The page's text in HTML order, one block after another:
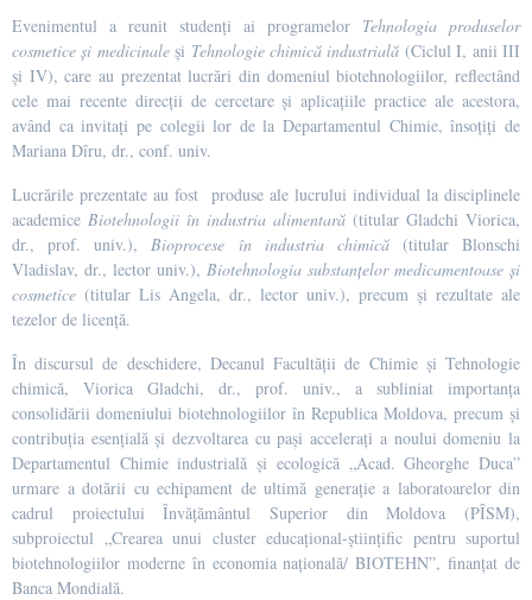
Evenimentul a reunit studenți ai programelor Tehnologia produselor
cosmetice și medicinaleși Tehnologie chimică industrială (Ciclul I, anii III
și IV), care au prezentat lucrări din domeniul biotehnologiilor, reflectând
cele mai recente direcții de cercetare și aplicațiile practice ale acestora,
având ca invitați pe colegii lor de la Departamentul Chimie, însoțiți de
Mariana Dîru, dr., conf. univ.
Lucrările prezentate au fost produse ale lucrului individual la disciplinele
academice Biotehnologii în industria alimentară (titular Gladchi Viorica,
dr., prof. univ.),Bioprocese în industria chimică(titular Blonschi
Vladislav, dr., lector univ.), Biotehnologia substanțelor medicamentoase și
cosmetice (titular Lis Angela, dr., lector univ.), precum și rezultate ale
tezelor de licență.
În discursul de deschidere, Decanul Facultății de Chimie și Tehnologie
chimică, Viorica Gladchi, dr., prof. univ., a subliniat importanța
consolidării domeniului biotehnologiilor în Republica Moldova, precum și
contribuția esențială și dezvoltarea cu pași accelerați a noului domeniu la
Departamentul Chimie industrială și ecologică „Acad. Gheorghe Duca”
urmare a dotării cu echipament de ultimă generație a laboratoarelor din
cadrul proiectului Învățământul Superior din Moldova (PÎSM),
subproiectul „Crearea unui cluster educațional-științific pentru suportul
biotehnologiilor moderne în economia națională/ BIOTEHN”, finanțat de
Banca Mondială.